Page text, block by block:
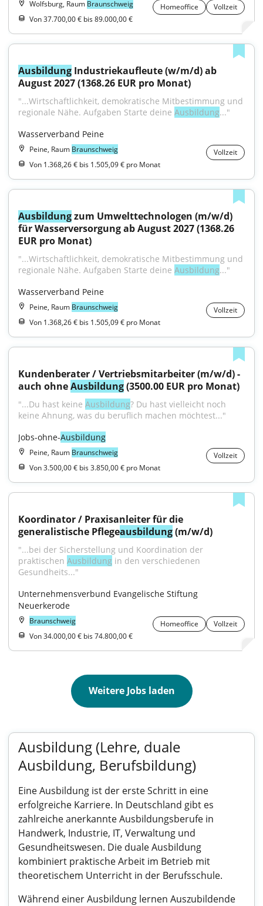
Wolfsburg, Raum Braunschweig Homeoffice
Vollzeit
Von 37.700,00 € bis 89.000,00 €
Ausbildung Industriekaufleute (w/m/d) ab
August 2027 (1368.26 EUR pro Monat)
"...Wirtschaftlichkeit, demokratische Mitbestimmung und
regionale Nähe. Aufgaben Starte deine Ausbildung..."
Wasserverband Peine
Peine, Raum Braunschweig
Vollzeit
Von 1.368,26 € bis 1.505,09 € pro Monat
Ausbildung zum Umwelttechnologen (m/w/d)
für Wasserversorgung ab August 2027 (1368.26
EUR pro Monat)
"...Wirtschaftlichkeit, demokratische Mitbestimmung und
regionale Nähe. Aufgaben Starte deine Ausbildung..."
Wasserverband Peine
Peine, Raum Braunschweig
Vollzeit
Von 1.368,26 € bis 1.505,09 € pro Monat
Kundenberater / Vertriebsmitarbeiter (m/w/d) -
auch ohne Ausbildung (3500.00 EUR pro Monat)
"...Du hast keine Ausbildung? Du hast vielleicht noch
keine Ahnung, was du beruflich machen möchtest..."
Jobs-ohne-Ausbildung
Peine, Raum Braunschweig
Vollzeit
Von 3.500,00 € bis 3.850,00 € pro Monat
Koordinator / Praxisanleiter für die
generalistische Pflegeausbildung (m/w/d)
"...bei der Sicherstellung und Koordination der
praktischen Ausbildung in den verschiedenen
Gesundheits..."
Unternehmensverbund Evangelische Stiftung
Neuerkerode
Braunschweig Homeoffice
Vollzeit
Von 34.000,00 € bis 74.800,00 €
Weitere Jobs laden
Ausbildung (Lehre, duale
Ausbildung, Berufsbildung)
Eine Ausbildung ist der erste Schritt in eine
erfolgreiche Karriere. In Deutschland gibt es
zahlreiche anerkannte Ausbildungsberufe in
Handwerk, Industrie, IT, Verwaltung und
Gesundheitswesen. Die duale Ausbildung
kombiniert praktische Arbeit im Betrieb mit
theoretischem Unterricht in der Berufsschule.
Während einer Ausbildung lernen Auszubildende